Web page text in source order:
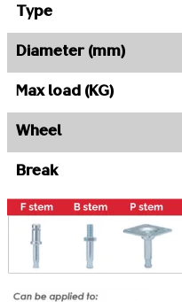
Type
Diameter (mm)
Max load (KG)
Wheel
Break